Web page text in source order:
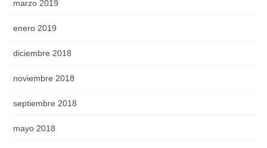
marzo 2019
enero 2019
diciembre 2018
noviembre 2018
septiembre 2018
mayo 2018